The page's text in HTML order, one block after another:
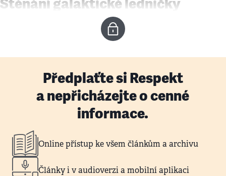
Předplaťte si Respekt
a nepřicházejte o cenné
informace.
Online přístup ke všem článkům a archivu
Články i v audioverzi a mobilní aplikaci